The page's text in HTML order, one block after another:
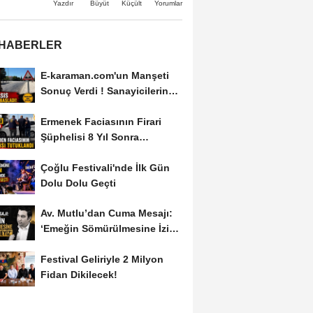
Yazdır Büyüt Küçült Yorumlar
E-karaman.com'un Manşeti
Sonuç Verdi ! Sanayicilerin
Ermenek Faciasının Firari
Şüphelisi 8 Yıl Sonra
Çoğlu Festivali'nde İlk Gün
Dolu Dolu Geçti
Av. Mutlu’dan Cuma Mesajı:
‘Emeğin Sömürülmesine İzin
Festival Geliriyle 2 Milyon
Fidan Dikilecek!